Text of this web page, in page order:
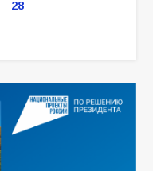
28